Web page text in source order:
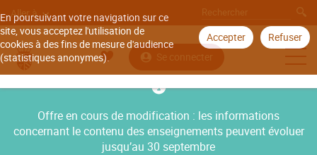
En poursuivant votre navigation sur ce
site, vous acceptez l'utilisation de
cookies à des fins de mesure d'audience
(statistiques anonymes).
Accepter Refuser
Aller à
Se connecter
Offre en cours de modification : les informations
concernant le contenu des enseignements peuvent évoluer
jusqu’au 30 septembre